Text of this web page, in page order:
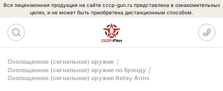
Вся лицензионная продукция на сайте cccp-gun.ru представлена в ознакомительных
целях, и не может быть приобретена дистанционным способом.
Охолощенное (сигнальное) оружие
Охолощенное (сигнальное) оружие по бренду
Охолощенное (сигнальное) оружие Retay Arms